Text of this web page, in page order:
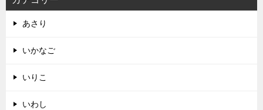
あさり
いかなご
いりこ
いわし